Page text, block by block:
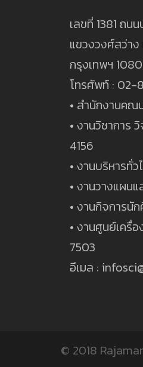
เลขที่ 1381 ถน
แขวงวงศ์สว่า
กรุงเทพฯ
โทรศัพท์ : 02-
• สำนักงานคณ
• งานวิชาการ
4156
• งานบริหารทั่ว
• งานวางแผน
• งานกิจการนั
• งานศูนย์เครื่
7503
อีเมล :
© 2018